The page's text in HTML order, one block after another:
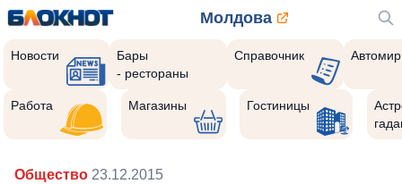
Молдова
Новости
Бары
- рестораны
Справочник Автомир
Работа Магазины Гостиницы
Общество 23.12.2015